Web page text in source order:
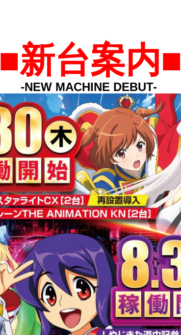
■新台案内■
-NEW MACHINE DEBUT-